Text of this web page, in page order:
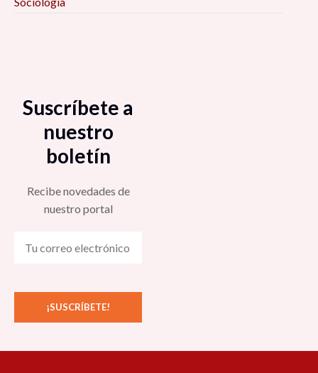
Suscríbete a
nuestro
boletín
Recibe novedades de
nuestro portal